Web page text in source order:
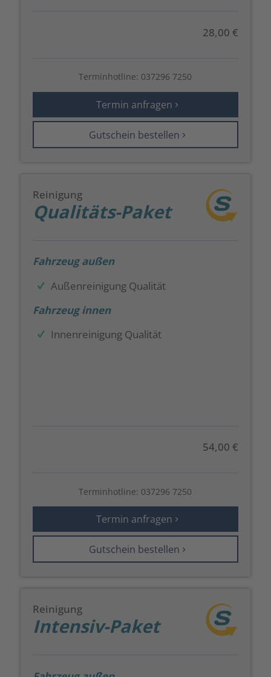
28,00 €
Terminhotline: 037296 7250
Termin anfragen
Gutschein bestellen
Reinigung
Qualitäts-Paket
Fahrzeug außen
Außenreinigung Qualität
Fahrzeug innen
Innenreinigung Qualität
54,00 €
Terminhotline: 037296 7250
Termin anfragen
Gutschein bestellen
Reinigung
Intensiv-Paket